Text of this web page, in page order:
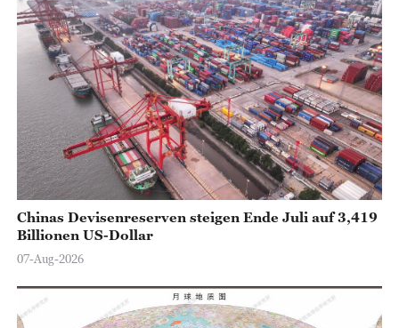
Chinas Devisenreserven steigen Ende Juli auf 3,419
Billionen US-Dollar
07-Aug-2026